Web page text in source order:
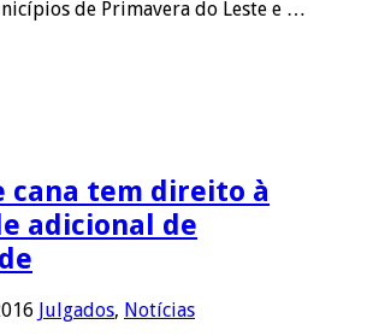
de Primavera do Leste e …
cana tem direito à
adicional de
Julgados, Notícias